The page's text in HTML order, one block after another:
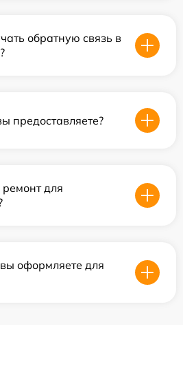
обратную связь в
предоставляете?
для
оформляете для